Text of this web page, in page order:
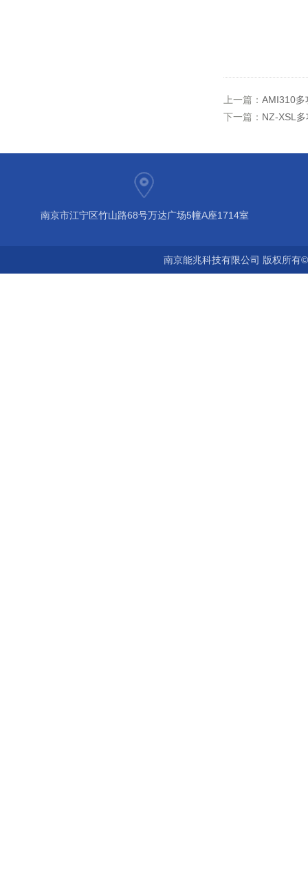
上一篇： AMI310多
下一篇： NZ-XSL
南京市江宁区竹山路68号万达广场5幢A座1714室
南京能兆科技有限公司 版权所有